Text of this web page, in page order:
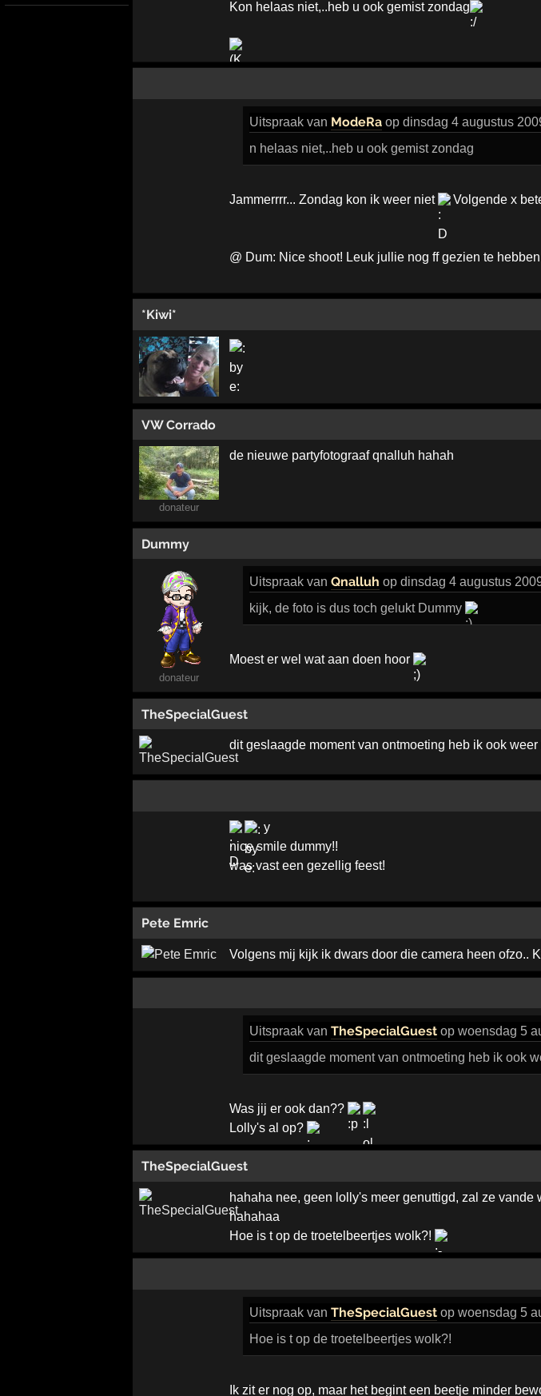
Kon helaas niet,..heb u ook gemist zondag
Uitspraakvan ModeRaop dinsdag 4 augustus
n helaas niet,..heb u ook gemist zondag
Jammerrrr... Zondag kon ik weer niet Volgende x
@ Dum: Nice shoot! Leuk jullie nog ff gezien te
*Kiwi*
VW Corrado
donateur
de nieuwe partyfotograaf qnalluh hahah
Dummy
donateur
Uitspraakvan Qnalluh op dinsdag 4 augustus
kijk, de foto is dus toch gelukt Dummy
Moest er wel wat aan doen hoor
TheSpecialGuest
dit geslaagde moment van ontmoeting heb ik ook
y
nice smile dummy!!
was vast een gezellig feest!
Pete Emric
Volgens mij kijk ik dwars door die camera heen ofzo..
Uitspraakvan TheSpecialGuestop woensdag 5
dit geslaagde moment van ontmoeting heb ik ook
Was jij er ook dan??
Lolly's al op?
TheSpecialGuest
hahaha nee, geen lolly's meer genuttigd, zal ze vande
hahahaa
Hoe is t op de troetelbeertjes wolk?!
Uitspraakvan TheSpecialGuestop woensdag 5
Hoe is t op de troetelbeertjes wolk?!
Ik zit er nog op, maar het begint een beetje minder